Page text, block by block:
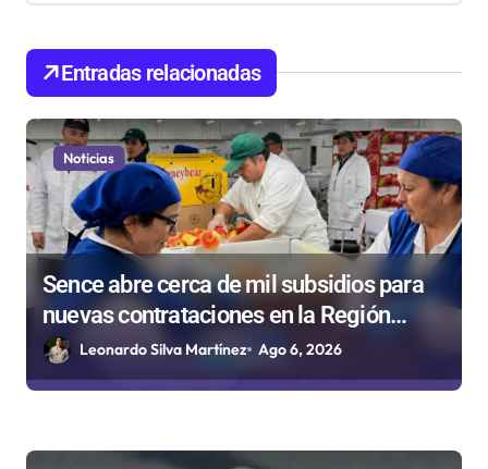
e
n
t
r
a
Entradas relacionadas
Noticias
Sence abre cerca de mil subsidios para
nuevas contrataciones en la Región
Antofagasta
Leonardo Silva Martínez Ago 6, 2026